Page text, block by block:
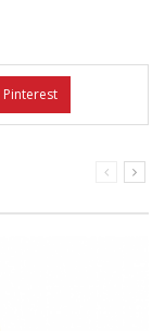
Pinterest